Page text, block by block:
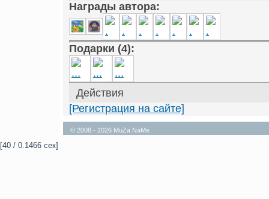
Награды автора:
Подарки (4):
Действия
[Регистрация на сайте]
© 2008 - 2026 MuZa.NaMe
[40 / 0.1466 сек]